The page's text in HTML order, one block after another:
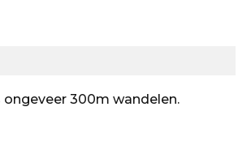
300m wandelen.